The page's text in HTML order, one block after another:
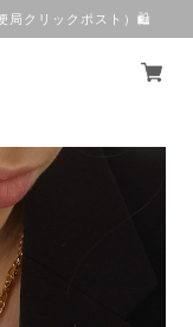
局クリックポスト）🛍